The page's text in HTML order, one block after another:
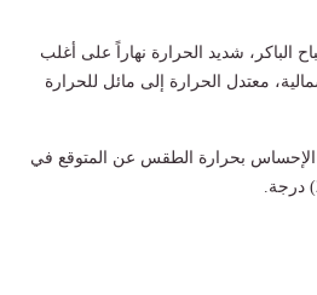
الباكر، شديد الحرارة نهاراً على أغلب
معتدل الحرارة إلى مائل للحرارة
الإحساس بحرارة الطقس عن المتوقع في